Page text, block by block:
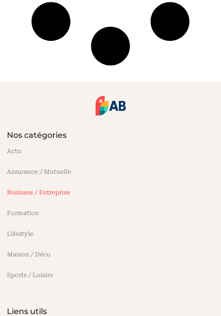
Nos catégories
Actu
Assurance / Mutuelle
Business / Entreprise
Formation
Lifestyle
Maison / Déco
Sports / Loisirs
Liens utils